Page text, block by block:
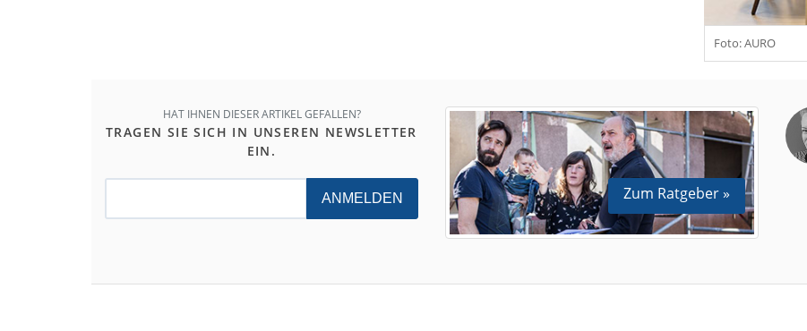
Foto: AURO
HAT IHNEN DIESER ARTIKEL GEFALLEN?
TRAGEN SIE SICH IN UNSEREN NEWSLETTER
EIN.
ANMELDEN Zum Ratgeber »